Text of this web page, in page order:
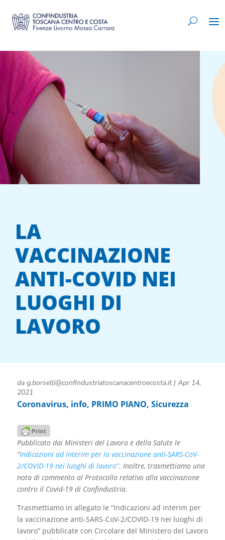
LA
VACCINAZIONE
ANTI-COVID NEI
LUOGHI DI
LAVORO
da g.borselli@confindustriatoscanacentroecosta.it| Apr 14,
2021
Coronavirus, info, PRIMO PIANO, Sicurezza
Pubblicato dai Ministeri del Lavoro e della Salute le
“Indicazioni ad interim per la vaccinazione anti-SARS-CoV-
2/COVID-19 nei luoghi di lavoro”. Inoltre, trasmettiamo una
nota di commento al Protocollo relativo alla vaccinazione
contro il Covid-19 di Confindustria.
Trasmettiamo in allegato le “Indicazioni ad interim per
la vaccinazione anti-SARS-CoV-2/COVID-19 nei luoghi di
lavoro” pubblicate con Circolare del Ministero del Lavoro